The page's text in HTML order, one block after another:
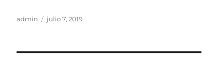
Autor
admin
Publicado
julio 7, 2019